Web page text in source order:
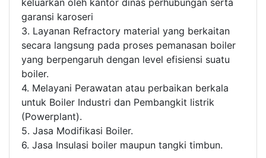
keluarkan oleh kantor dinas perhubungan serta
garansi karoseri
3. Layanan Refractory material yang berkaitan
secara langsung pada proses pemanasan boiler
yang berpengaruh dengan level efisiensi suatu
boiler.
4. Melayani Perawatan atau perbaikan berkala
untuk Boiler Industri dan Pembangkit listrik
(Powerplant).
5. Jasa Modifikasi Boiler.
6. Jasa Insulasi boiler maupun tangki timbun.